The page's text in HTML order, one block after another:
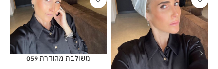
משולבת מהודרת 059